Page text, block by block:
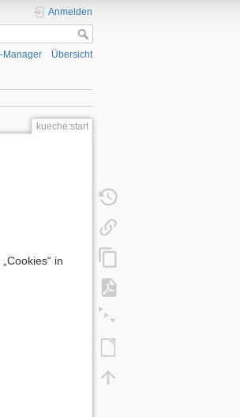
Anmelden
Manager Übersicht
kueche:start
in